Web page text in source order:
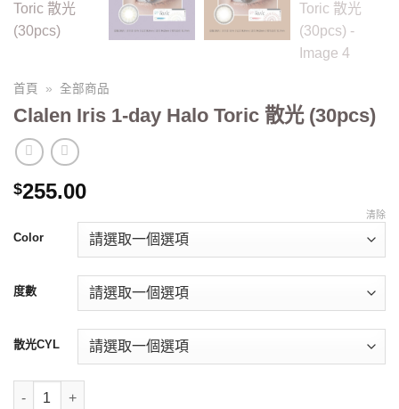
首頁 » 全部商品
Clalen Iris 1-day Halo Toric 散光 (30pcs)
$255.00
Color
度數
散光CYL
清除
Clalen Iris 1-day Halo Toric 散光 (30pcs) 數量